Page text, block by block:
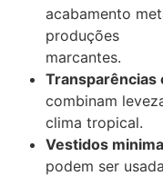
acabamento
produções
marcantes.
Transparências
combinam
clima tropical.
Vestidos
podem ser